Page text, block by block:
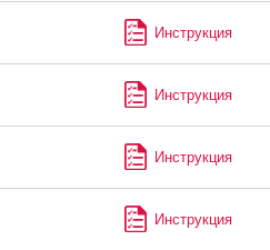
Инструкция
Инструкция
Инструкция
Инструкция